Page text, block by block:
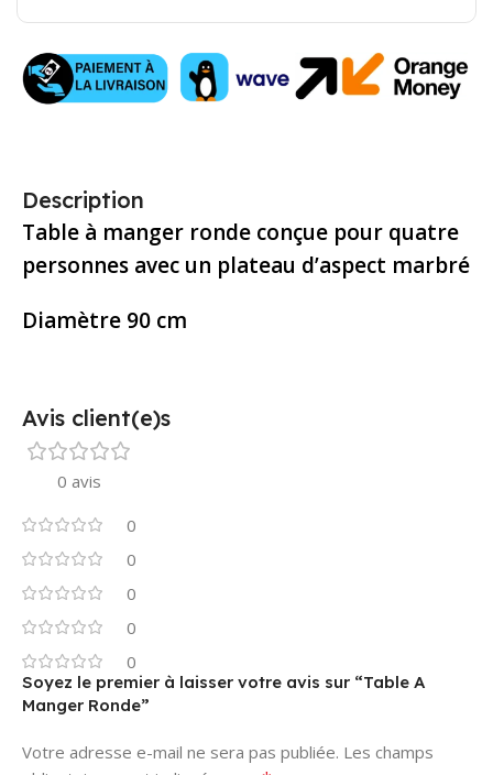
Description
Table à manger ronde conçue pour quatre
personnes avec un plateau d’aspect marbré
Diamètre 90 cm
Avis client(e)s
0 avis
0
0
0
0
0
Soyez le premier à laisser votre avis sur “Table A
Manger Ronde”
Votre adresse e-mail ne sera pas publiée. Les champs